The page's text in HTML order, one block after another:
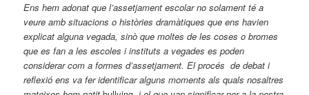
Ens hem adonat que l’assetjament escolar no solament té a
veure amb situacions o històries dramàtiques que ens havien
explicat alguna vegada, sinò que moltes de les coses o bromes
que es fan a les escoles i instituts a vegades es poden
considerar com a formes d’assetjament. El procés de debat i
reflexió ens va fer identificar alguns moments als quals nosaltres